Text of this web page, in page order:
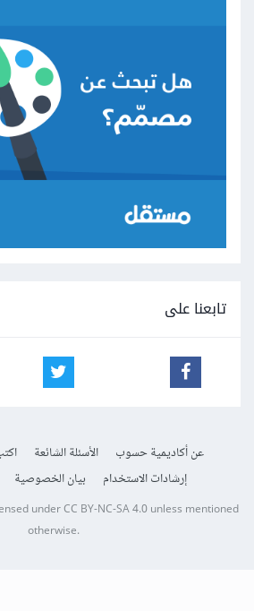
تابعنا على
عن أكاديمية حسوب الأسئلة الشائعة
إرشادات الاستخدام
بيان الخصوصية
underCC BY-NC-SA 4.0unless mentioned
otherwise.